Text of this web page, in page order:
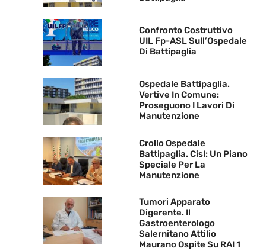
Confronto Costruttivo
UIL Fp-ASL Sull’Ospedale
Di Battipaglia
Ospedale Battipaglia.
Vertive In Comune:
Proseguono I Lavori Di
Manutenzione
Crollo Ospedale
Battipaglia. Cisl: Un Piano
Speciale Per La
Manutenzione
Tumori Apparato
Digerente. Il
Gastroenterologo
Salernitano Attilio
Maurano Ospite Su RAI 1